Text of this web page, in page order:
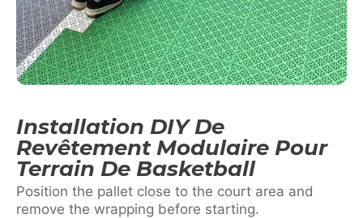
Installation DIY De
Revêtement Modulaire Pour
Terrain De Basketball
Position the pallet close to the court area and
remove the wrapping before starting.